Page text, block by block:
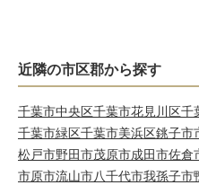
近隣の市区郡から探す
千葉市中央区千葉市花見川区千
千葉市緑区千葉市美浜区銚子市
松戸市野田市茂原市成田市佐倉
市原市流山市八千代市我孫子市